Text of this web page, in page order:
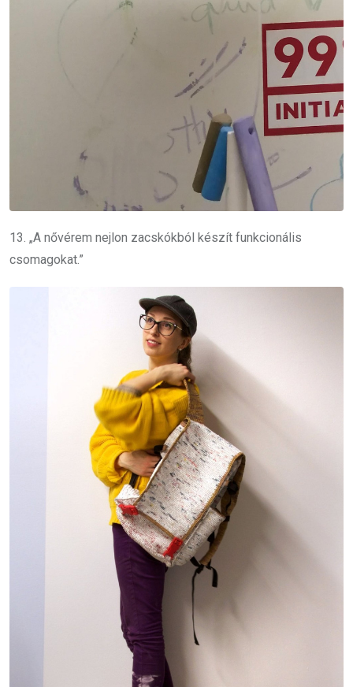
13. „A nővérem nejlon zacskókból készít funkcionális
csomagokat.”